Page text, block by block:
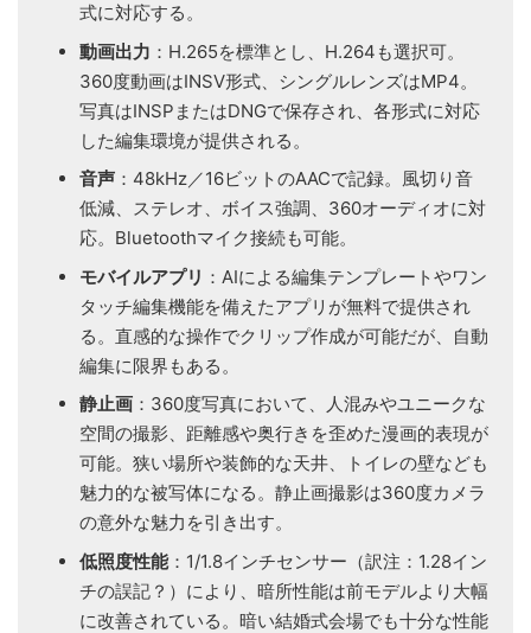
式に対応する。
動画出力 ：H.265を標準とし、H.264も選択可。
360度動画はINSV形式、シングルレンズはMP4。
写真はINSPまたはDNGで保存され、各形式に対応
した編集環境が提供される。
音声 ：48kHz／16ビットのAACで記録。風切り音
低減、ステレオ、ボイス強調、360オーディオに対
応。Bluetoothマイク接続も可能。
モバイルアプリ ：AIによる編集テンプレートやワン
タッチ編集機能を備えたアプリが無料で提供され
る。直感的な操作でクリップ作成が可能だが、自動
編集に限界もある。
静止画 ：360度写真において、人混みやユニークな
空間の撮影、距離感や奥行きを歪めた漫画的表現が
可能。狭い場所や装飾的な天井、トイレの壁なども
魅力的な被写体になる。静止画撮影は360度カメラ
の意外な魅力を引き出す。
低照度性能：1/1.8インチセンサー（訳注：1.28イン
チの誤記？）により、暗所性能は前モデルより大幅
に改善されている。暗い結婚式会場でも十分な性能